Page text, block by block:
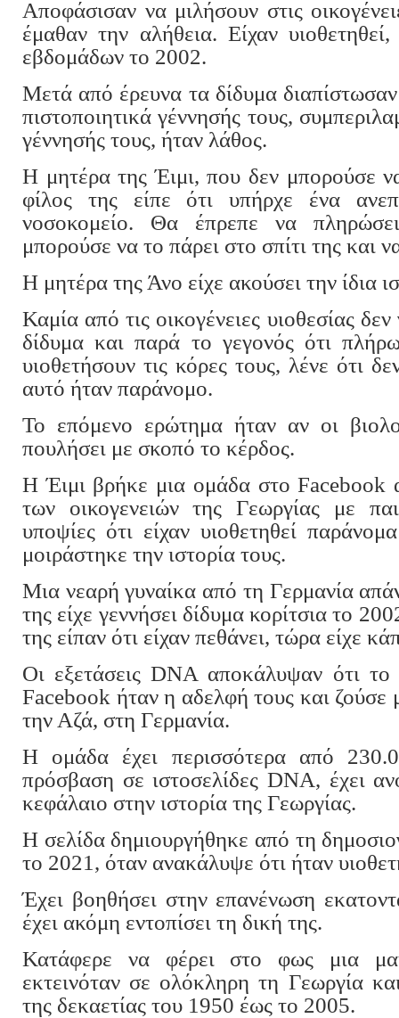
Αποφάσισαν να μιλήσουν στις
έμαθαν την αλήθεια. Είχαν
εβδομάδων το 2002.
Μετά από έρευνα τα δίδυμα διαπίστωσαν
πιστοποιητικά γέννησής τους,
γέννησής τους, ήταν λάθος.
Η μητέρα της Έιμι, που δεν μπορούσε
φίλος της είπε ότι υπήρχε ένα
νοσοκομείο. Θα έπρεπε να
μπορούσε να το πάρει στο σπίτι της και
Η μητέρα της Άνο είχε ακούσει την ίδια
Καμία από τις οικογένειες υιοθεσίας
δίδυμα και παρά το γεγονός ότι
υιοθετήσουν τις κόρες τους, λένε ότι
αυτό ήταν παράνομο.
Το επόμενο ερώτημα ήταν αν οι
πουλήσει με σκοπό το κέρδος.
Η Έιμι βρήκε μια ομάδα στο Facebook
των οικογενειών της Γεωργίας με
υποψίες ότι είχαν υιοθετηθεί
μοιράστηκε την ιστορία τους.
Μια νεαρή γυναίκα από τη Γερμανία
της είχε γεννήσει δίδυμα κορίτσια το
της είπαν ότι είχαν πεθάνει, τώρα είχε
Οι εξετάσεις DNA αποκάλυψαν ότι
Facebook ήταν η αδελφή τους και ζούσε
την Αζά, στη Γερμανία.
Η ομάδα έχει περισσότερα από
πρόσβαση σε ιστοσελίδες DNA, έχει
κεφάλαιο στην ιστορία της Γεωργίας.
Η σελίδα δημιουργήθηκε από τη
το 2021, όταν ανακάλυψε ότι ήταν
Έχει βοηθήσει στην επανένωση
έχει ακόμη εντοπίσει τη δική της.
Κατάφερε να φέρει στο φως μια
εκτεινόταν σε ολόκληρη τη Γεωργία
της δεκαετίας του 1950 έως το 2005.